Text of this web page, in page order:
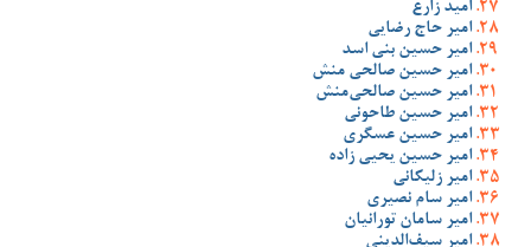
امید زارع
امیر حاج رضایی
امیر حسین بنی اسد
امیر حسین صالحی منش
امیر حسین صالحی‌منش
امیر حسین طاحونی
امیر حسین عسگری
امیر حسین یحیی زاده
امیر زلیکانی
امیر سام نصیری
امیر سامان تورانیان
امیر سیف‌الدینی